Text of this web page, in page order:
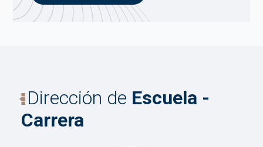
Dirección de Escuela -
Carrera